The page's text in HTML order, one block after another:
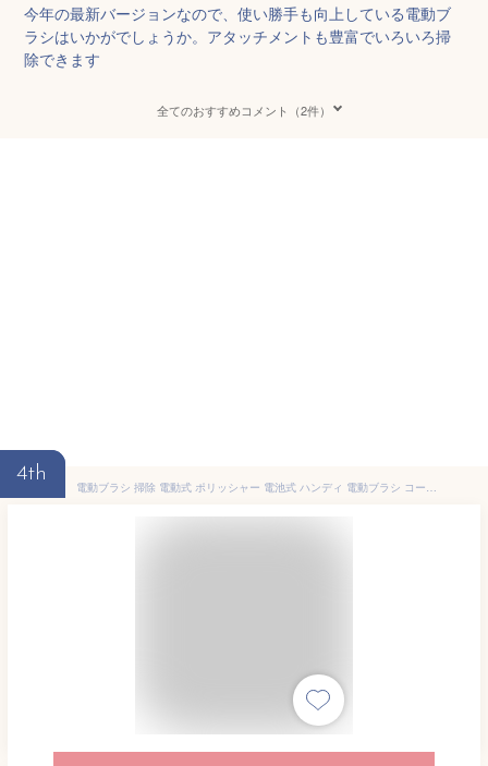
今年の最新バージョンなので、使い勝手も向上している電動ブ
ラシはいかがでしょうか。アタッチメントも豊富でいろいろ掃
除できます
全てのおすすめコメント（2件）
4th
電動ブラシ 掃除 電動式 ポリッシャー 電池式 ハンディ 電動ブラシ コードレス キッチン お風呂 バス 洗面台 洗車 車 掃除 そうじ 浴槽 サッシ 溝 タイル おすすめ 新生活